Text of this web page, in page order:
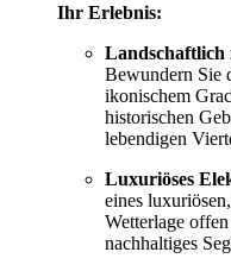
Ihr Erlebnis:
Landschaftlich
Bewundern Sie
ikonischem
historischen
lebendigen
Luxuriöses
eines
Wetterlage
nachhaltiges